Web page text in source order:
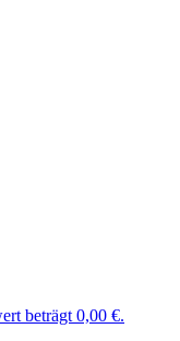
beträgt 0,00 €.